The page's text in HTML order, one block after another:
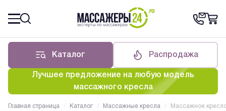
Каталог Распродажа
Лучшее предложение на любую модель
массажного кресла
Главная страница / Каталог / Массажные кресла / Массажное